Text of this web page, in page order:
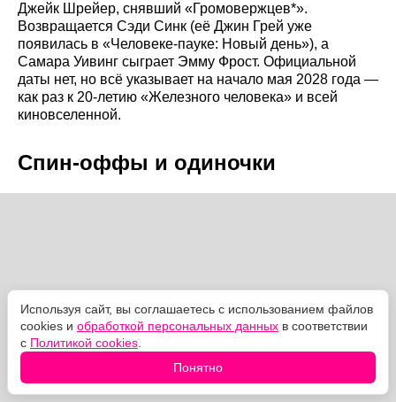
Джейк Шрейер, снявший «Громовержцев*».
Возвращается Сэди Синк (её Джин Грей уже
появилась в «Человеке-пауке: Новый день»), а
Самара Уивинг сыграет Эмму Фрост. Официальной
даты нет, но всё указывает на начало мая 2028 года —
как раз к 20-летию «Железного человека» и всей
киновселенной.
Спин-оффы и одиночки
Используя сайт, вы соглашаетесь с использованием файлов
cookies и обработкой персональных данных в соответствии
с Политикой cookies
Понятно